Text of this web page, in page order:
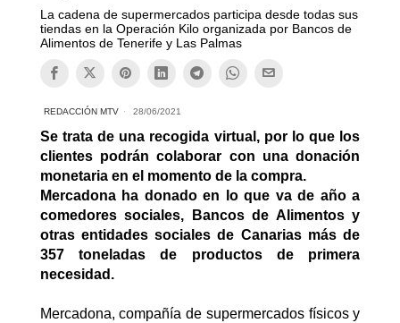
La cadena de supermercados participa desde todas sus
tiendas en la Operación Kilo organizada por Bancos de
Alimentos de Tenerife y Las Palmas
REDACCIÓN MTV 28/06/2021
Se trata de una recogida virtual, por lo que los
clientes podrán colaborar con una donación
monetaria en el momento de la compra.
Mercadona ha donado en lo que va de año a
comedores sociales, Bancos de Alimentos y
otras entidades sociales de Canarias más de
357 toneladas de productos de primera
necesidad.
Mercadona, compañía de supermercados físicos y